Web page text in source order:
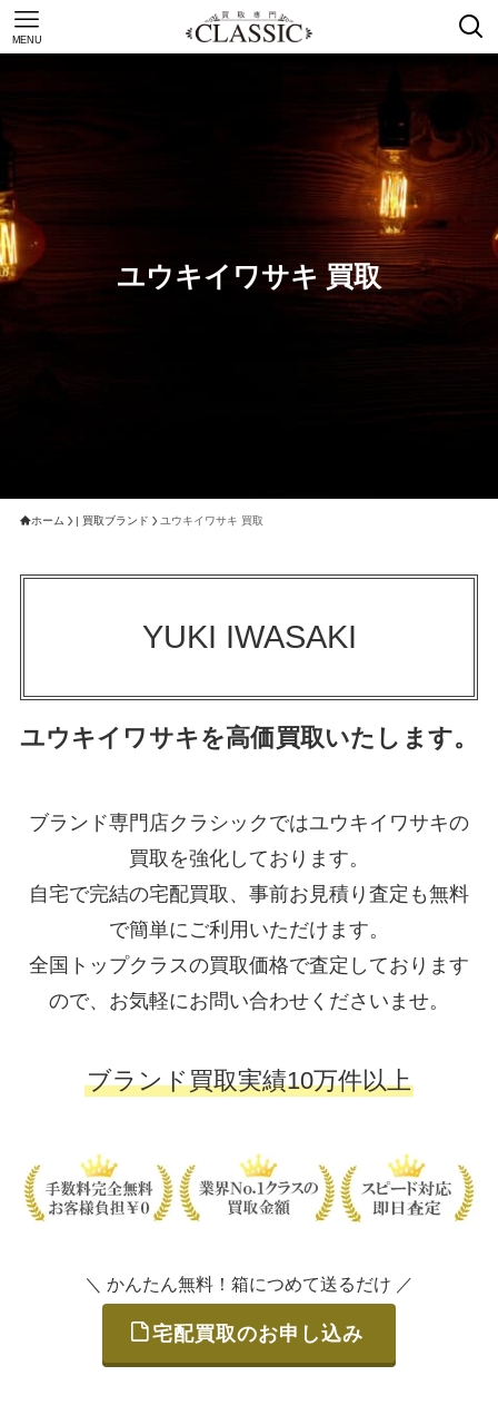
MENU
ユウキイワサキ 買取
ホーム | 買取ブランド ユウキイワサキ 買取
YUKI IWASAKI
ユウキイワサキを高価買取いたします。
ブランド専門店クラシックではユウキイワサキの
買取を強化しております。
自宅で完結の宅配買取、事前お見積り査定も無料
で簡単にご利用いただけます。
全国トップクラスの買取価格で査定しております
ので、お気軽にお問い合わせくださいませ。
ブランド買取実績10万件以上
＼ かんたん無料！箱につめて送るだけ ／
宅配買取のお申し込み